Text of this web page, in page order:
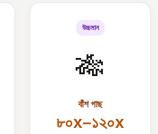
উচ্চমান
🎋
বাঁশ গাছ
৮০x–১২০x